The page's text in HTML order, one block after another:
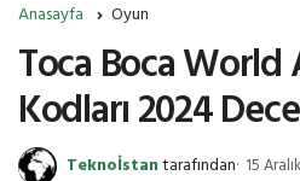
Anasayfa Oyun
Toca Boca World
Kodları 2024
Teknoİstantarafından 15